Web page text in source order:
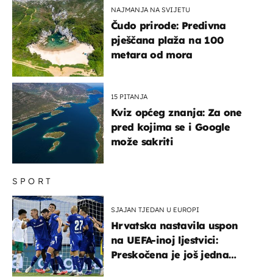
SPORT
SJAJAN TJEDAN U EUROPI
Hrvatska nastavila uspon
na UEFA-inoj ljestvici:
Preskočena je još jedna
NAJMANJA NA SVIJETU
Čudo prirode: Predivna
pješčana plaža na 100
metara od mora
15 PITANJA
Kviz općeg znanja: Za one
pred kojima se i Google
može sakriti